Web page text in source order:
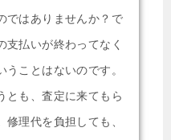
ではありませんか？で
支払いが終わってなく
ことはないのです。
とも、査定に来てもら
理代を負担しても、